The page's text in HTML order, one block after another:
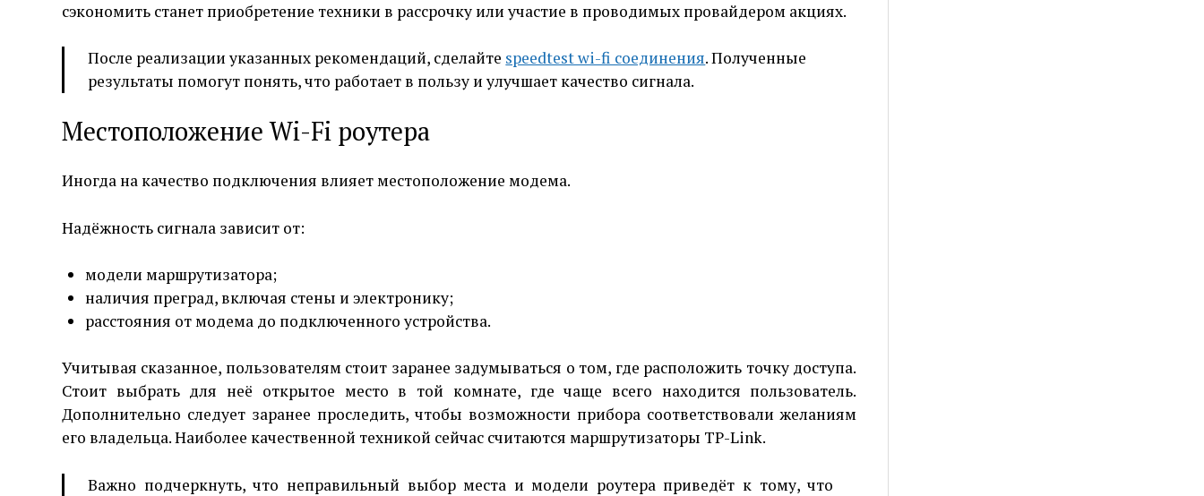
сэкономить станет приобретение техники в рассрочку или участие в проводимых провайдером акциях.
После реализации указанных рекомендаций, сделайте speedtest wi-fi соединения. Полученные
результаты помогут понять, что работает в пользу и улучшает качество сигнала.
Местоположение Wi-Fi роутера
Иногда на качество подключения влияет местоположение модема.
Надёжность сигнала зависит от:
модели маршрутизатора;
наличия преград, включая стены и электронику;
расстояния от модема до подключенного устройства.
Учитывая сказанное, пользователям стоит заранее задумываться о том, где расположить точку доступа.
Стоит выбрать для неё открытое место в той комнате, где чаще всего находится пользователь.
Дополнительно следует заранее проследить, чтобы возможности прибора соответствовали желаниям
его владельца. Наиболее качественной техникой сейчас считаются маршрутизаторы TP-Link.
Важно подчеркнуть, что неправильный выбор места и модели роутера приведёт к тому, что